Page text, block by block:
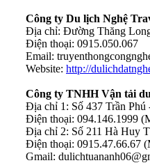
Công ty Du lịch Nghệ
Địa chỉ: Đường Thăng
Điện thoại: 0915.050.067
Email:
Website: http://
Công ty TNHH Vận tải
Địa chỉ 1: Số 437 Trần
Điện thoại: 094.146.1999
Địa chỉ 2: Số 211 Hà Huy
Điện thoại: 0915.47.66.67
Gmail: